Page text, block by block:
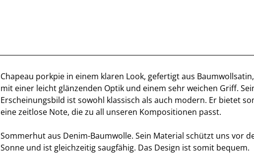
Chapeau porkpie in einem klaren Look, gefertigt aus Baumwollsatin,
mit einer leicht glänzenden Optik und einem sehr weichen Griff.
Erscheinungsbild ist sowohl klassisch als auch modern. Er bietet
eine zeitlose Note, die zu all unseren Kompositionen passt.
Sommerhut aus Denim-Baumwolle. Sein Material schützt uns vor
Sonne und ist gleichzeitig saugfähig. Das Design ist somit bequem.